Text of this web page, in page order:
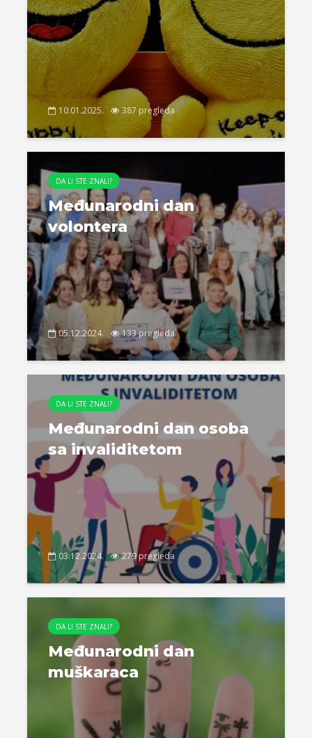
10.01.2025. 387 pregleda
DA LI STE ZNALI?
Međunarodni dan
volontera
05.12.2024. 133 pregleda
DA LI STE ZNALI?
Međunarodni dan osoba
sa invaliditetom
03.12.2024. 279 pregleda
DA LI STE ZNALI?
Međunarodni dan
muškaraca